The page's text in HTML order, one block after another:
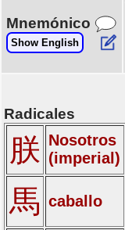
Mnemónico
Show English
Radicales
朕 Nosotros
(imperial)
馬 caballo